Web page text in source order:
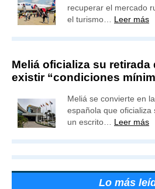
recuperar el mercado
el turismo… Leer más
Meliá oficializa su retirada
existir “condiciones
Meliá se convierte en
española que oficializa
un escrito… Leer más
Lo más